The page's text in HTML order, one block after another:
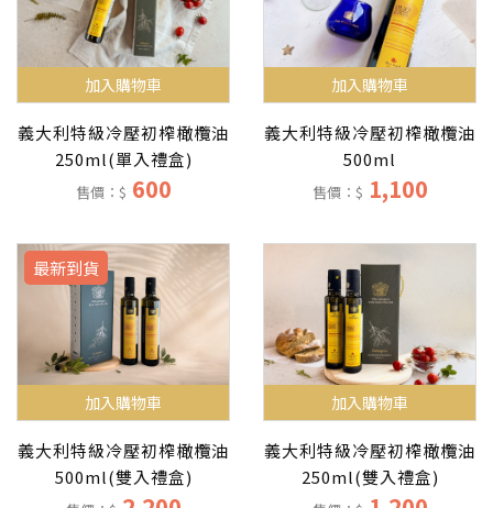
加入購物車
義大利特級冷壓初榨橄欖油
250ml(單入禮盒)
售價：$ 600
加入購物車
義大利特級冷壓初榨橄欖油
500ml
售價：$ 1,100
最新到貨
加入購物車
義大利特級冷壓初榨橄欖油
500ml(雙入禮盒)
加入購物車
義大利特級冷壓初榨橄欖油
250ml(雙入禮盒)